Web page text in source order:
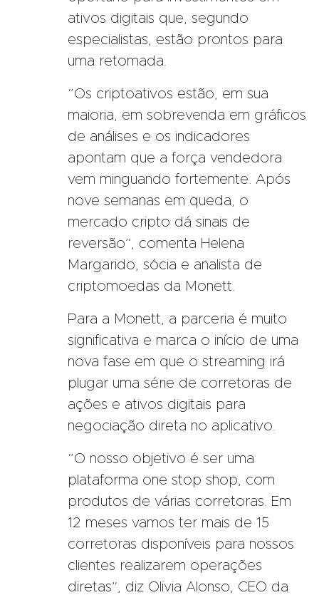
ativos digitais que, segundo
especialistas, estão prontos para
uma retomada.
“Os criptoativos estão, em sua
maioria, em sobrevenda em gráficos
de análises e os indicadores
apontam que a força vendedora
vem minguando fortemente. Após
nove semanas em queda, o
mercado cripto dá sinais de
reversão”, comenta Helena
Margarido, sócia e analista de
criptomoedas da Monett.
Para a Monett, a parceria é muito
significativa e marca o início de uma
nova fase em que o streaming irá
plugar uma série de corretoras de
ações e ativos digitais para
negociação direta no aplicativo.
“O nosso objetivo é ser uma
plataforma one stop shop, com
produtos de várias corretoras. Em
12 meses vamos ter mais de 15
corretoras disponíveis para nossos
clientes realizarem operações
diretas”, diz Olivia Alonso, CEO da